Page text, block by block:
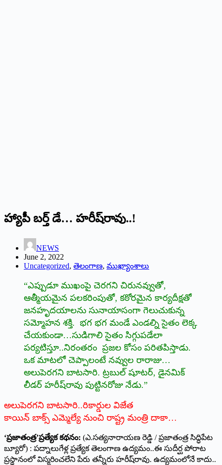
హ్యాపీ బర్త్ ‌డే… హరీష్‌రావు..!
NEWS
June 2, 2022
Uncategorized, తెలంగాణ, ముఖ్యాంశాలు
“ఎప్పుడూ ముఖంపై చెరగని చిరునవ్వుతో,
ఆత్మీయమైన పలకరింపుతో, కఠోరమైన కార్యదీక్షతో
జనహృదయాలను సునాయాసంగా గెలుచుకున్న
సమ్మోహన శక్తి. భగ భగ మండే ఎండల్ని సైతం లెక్క
చేయకుండా…సుడిగాలి సైతం సిగ్గుపడేలా
పర్యటిస్తూ..నిరంతరం ప్రజల కోసం పరితపిస్తాడు.
ఒక మాటలో చెప్పాలంటే నవ్వుల రారాజు…
అలుపెరగని బాటసారి. ట్రబుల్‌ ‌షూటర్‌, ‌డైనమిక్‌
‌లీడర్‌ ‌హరీష్‌రావు పుట్టినరోజు నేడు.”
అలుపెరగని బాటసారి..రికార్డుల విజేత
కాయిన్‌ ‌బాక్స్ ఎమ్మెల్యే నుంచి రాష్ట్ర మంత్రి దాకా…
‘ప్రజాతంత్ర’ప్రత్యేక కథనం: (ఎ.సత్యనారాయణ రెడ్డి / ప్రజాతంత్ర సిద్ధిపేట
బ్యూరో) : పద్నాలుగేళ్ల ప్రత్యేక తెలంగాణ ఉద్యమం..ఈ సుదీర్ఘ పోరాట
ప్రస్థానంలో విస్మరించలేని పేరు తన్నీరు హరీష్‌రావు. ఉద్యమంలోనే కాదు..